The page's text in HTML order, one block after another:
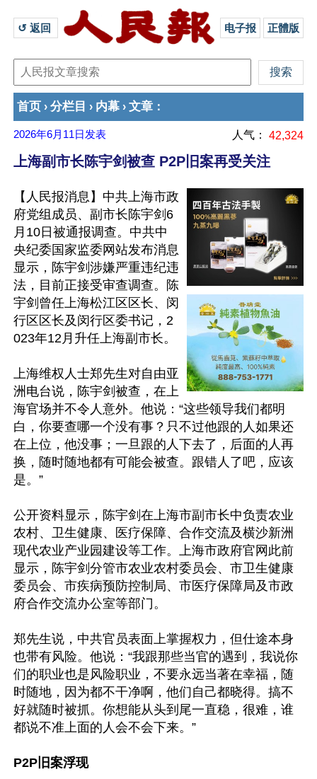
↺ 返回 电子报 正體版
首页 › 分栏目 › 内幕 › 文章 ：
2026年6月11日 发表 人气： 42,324
上海副市长陈宇剑被查 P2P旧案再受关注
【人民报消息】中共上海市政
府党组成员、副市长陈宇剑6
月10日被通报调查。中共中
央纪委国家监委网站发布消息
显示，陈宇剑涉嫌严重违纪违
法，目前正接受审查调查。陈
宇剑曾任上海松江区区长、闵
行区区长及闵行区委书记，2
023年12月升任上海副市长。
上海维权人士郑先生对自由亚
洲电台说，陈宇剑被查，在上
海官场并不令人意外。他说：“这些领导我们都明
白，你要查哪一个没有事？只不过他跟的人如果还
在上位，他没事；一旦跟的人下去了，后面的人再
换，随时随地都有可能会被查。跟错人了吧，应该
是。”
公开资料显示，陈宇剑在上海市副市长中负责农业
农村、卫生健康、医疗保障、合作交流及横沙新洲
现代农业产业园建设等工作。上海市政府官网此前
显示，陈宇剑分管市农业农村委员会、市卫生健康
委员会、市疾病预防控制局、市医疗保障局及市政
府合作交流办公室等部门。
郑先生说，中共官员表面上掌握权力，但仕途本身
也带有风险。他说：“我跟那些当官的遇到，我说你
们的职业也是风险职业，不要永远当著在幸福，随
时随地，因为都不干净啊，他们自己都晓得。搞不
好就随时被抓。你想能从头到尾一直稳，很难，谁
都说不准上面的人会不会下来。”
P2P旧案浮现